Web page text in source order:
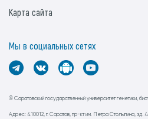
© Саратовский государственный университет генетики,
Адрес: 410012, г. Саратов, пр-кт им. Петра Столыпина, зд.
Карта сайта
Мы в социальных сетях